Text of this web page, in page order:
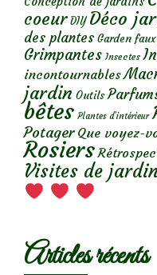
coeur DIY Déco
des plantes Garden
Grimpantes Insectes
incontournables
jardin Outils
bêtes Plantes d’intérieur
Potager Que voyez-
Rosiers
Visites de
Articles récents